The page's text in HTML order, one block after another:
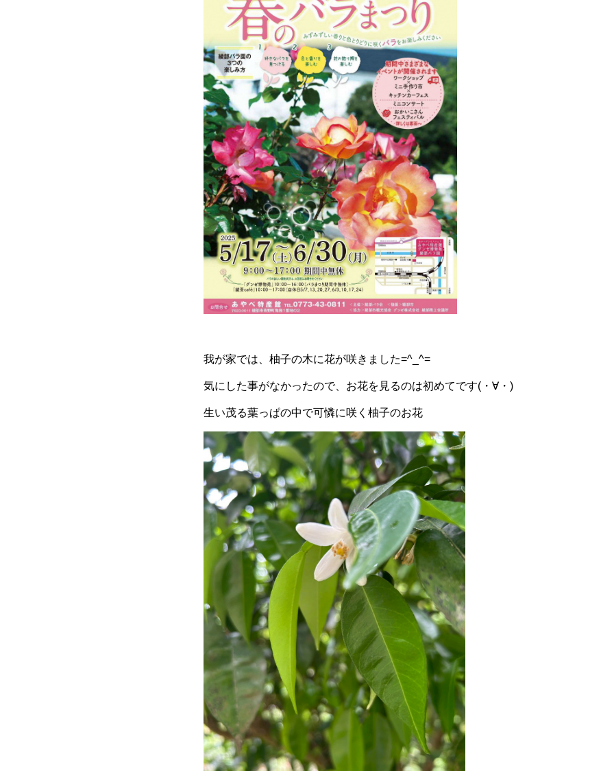
我が家では、柚子の木に花が咲きました=^_^=
気にした事がなかったので、お花を見るのは初めてです(・∀・)
生い茂る葉っぱの中で可憐に咲く柚子のお花